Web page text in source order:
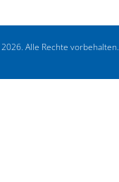
Alle Rechte vorbehalten.